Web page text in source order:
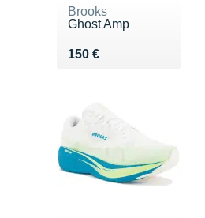
Brooks
Ghost Amp
150 €
Vendu 150 €